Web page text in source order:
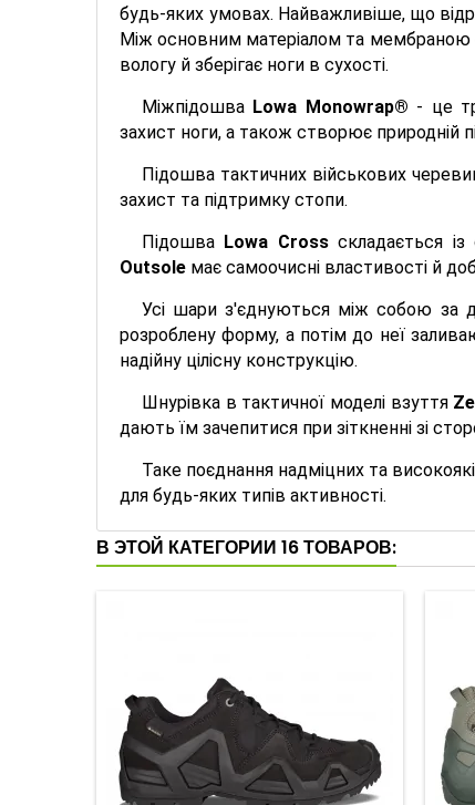
будь-яких умовах. Найважливіше, що
Між основним матеріалом та мембраною
вологу й зберігає ноги в сухості.
Міжпідошва Lowa Monowrap® - це
захист ноги, а також створює природній
Підошва тактичних військових
захист та підтримку стопи.
Підошва Lowa Crossскладається із
Outsole має самоочисні властивості й
Усі шари з'єднуються між собою за
розроблену форму, а потім до неї
надійну цілісну конструкцію.
Шнурівка в тактичної моделі взуття
дають їм зачепитися при зіткненні зі
Таке поєднання надміцних та
для будь-яких типів активності.
В ЭТОЙ КАТЕГОРИИ 16 ТОВАРОВ: